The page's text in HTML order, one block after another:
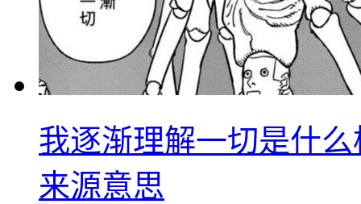
我逐渐理解一切是什
来源意思